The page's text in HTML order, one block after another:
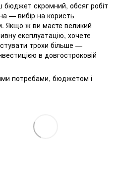
скромний, обсяг робіт
— вибір на користь
Якщо ж ви маєте великий
експлуатацію, хочете
трохи більше —
в довгостроковій
потребами, бюджетом і